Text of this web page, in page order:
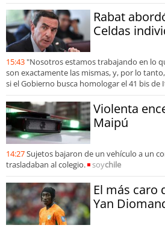
Rabat
Celdas
15:43 "Nosotros estamos trabajando en lo
son exactamente las mismas, y, por lo
si el Gobierno busca homologar el 41 bis de
Violenta
Maipú
14:27Sujetos bajaron de un vehículo a un
trasladaban al colegio.
soychile
El más caro
Yan